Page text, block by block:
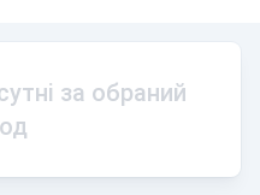
за обраний